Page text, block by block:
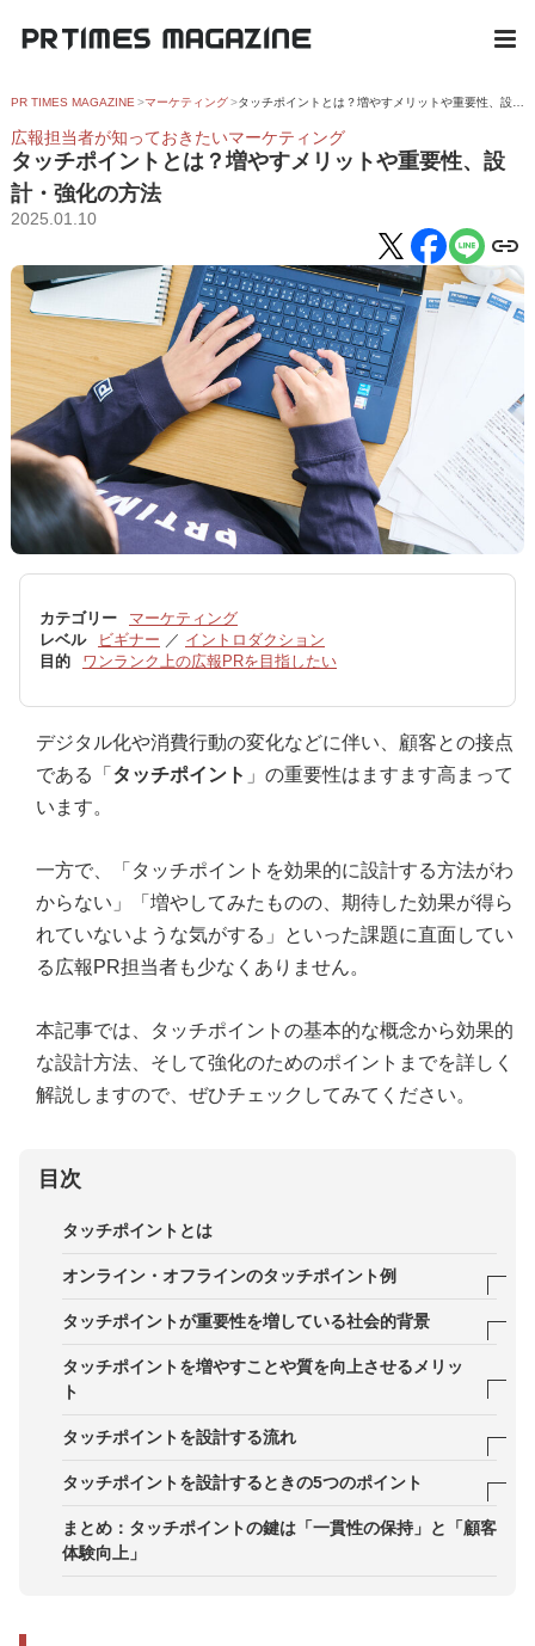
PR TIMES MAGAZINE マーケティング タッチポイントとは？増やすメリットや重要性、設計・強化の方法
広報担当者が知っておきたいマーケティング
タッチポイントとは？増やすメリットや重要性、設
計・強化の方法
2025.01.10
カテゴリー
マーケティング
レベル
ビギナー ／ イントロダクション
目的
ワンランク上の広報PRを目指したい
デジタル化や消費行動の変化などに伴い、顧客との接点
である「 タッチポイント 」の重要性はますます高まって
います。
一方で、「タッチポイントを効果的に設計する方法がわ
からない」「増やしてみたものの、期待した効果が得ら
れていないような気がする」といった課題に直面してい
る広報PR担当者も少なくありません。
本記事では、タッチポイントの基本的な概念から効果的
な設計方法、そして強化のためのポイントまでを詳しく
解説しますので、ぜひチェックしてみてください。
目次
タッチポイントとは
オンライン・オフラインのタッチポイント例
オンラインのタッチポイント
オフラインのタッチポイント
タッチポイントが重要性を増している社会的背景
デジタル化による情報の分散化
タッチポイントを増やすことや質を向上させるメリッ
ト
メリット1．第一想起の獲得
メリット2．信頼性の強化
メリット3．顧客ロイヤリティの向上
タッチポイントを設計する流れ
STEP1．対象顧客の分析
STEP2．購買プロセス（カスタマージャーニー）の
可視化
タッチポイントを設計するときの5つのポイント
ポイント1．顧客視点での設計
まとめ：タッチポイントの鍵は「一貫性の保持」と「顧客
体験向上」